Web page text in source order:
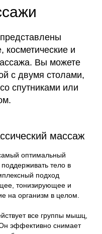
и
Вы можете
с двумя столами,
спутниками или
массаж
оптимальный
поддерживать тело в
подход
тонизирующее и
на организм в целом.
все группы мышц,
эффективно снимает